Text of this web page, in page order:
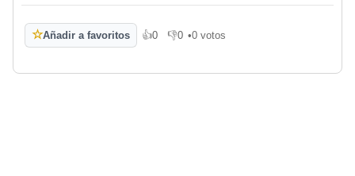
☆Añadir a favoritos 👍0
Me gusta
👎0
No me gusta
•0 votos